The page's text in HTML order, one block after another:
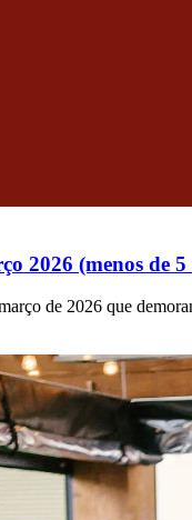
2026 (menos de
de 2026 que